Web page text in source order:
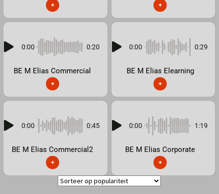
+ +
0:00 0:20
BE M Elias Commercial
+
0:00 0:29
BE M Elias Elearning
+
0:00 0:45
BE M Elias Commercial2
+
0:00 1:19
BE M Elias Corporate
+